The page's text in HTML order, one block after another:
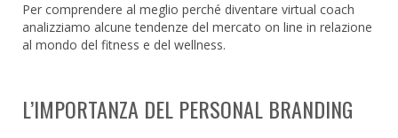
Per comprendere al meglio perché diventare virtual coach
analizziamo alcune tendenze del mercato on line in relazione
al mondo del fitness e del wellness.
L’IMPORTANZA DEL PERSONAL BRANDING